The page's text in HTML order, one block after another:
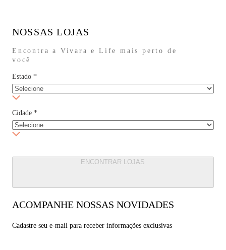
NOSSAS LOJAS
Encontra a Vivara e Life mais perto de
você
Estado *
Cidade *
ENCONTRAR LOJAS
ACOMPANHE NOSSAS NOVIDADES
Cadastre seu e-mail para receber informações exclusivas